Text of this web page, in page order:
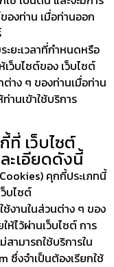
งท่าน เมื่อท่านออก
ยะเวลาที่กำหนดหรือ
ว็บไซต์ของ เว็บไซต์
าง ๆ ของท่านเมื่อท่าน
านเข้าใช้บริการ
ที่ เว็บไซต์
ะเอียดดังนี้
คุกกี้ประเภทนี้
บไซต์
งานในส่วนต่าง ๆ ของ
ห้ไว้ผ่านเว็บไซต์ การ
ามารถใช้บริการใน
ซึ่งจำเป็นต้องเรียกใช้